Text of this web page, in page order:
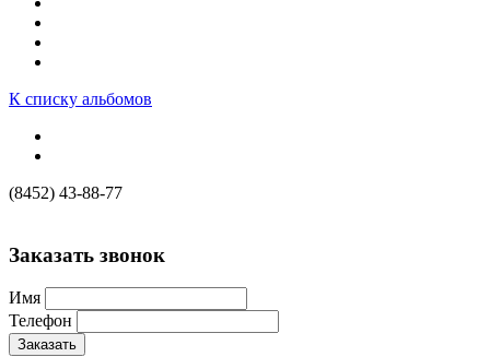
К списку альбомов
(8452) 43-88-77
Заказать звонок
Имя
Телефон